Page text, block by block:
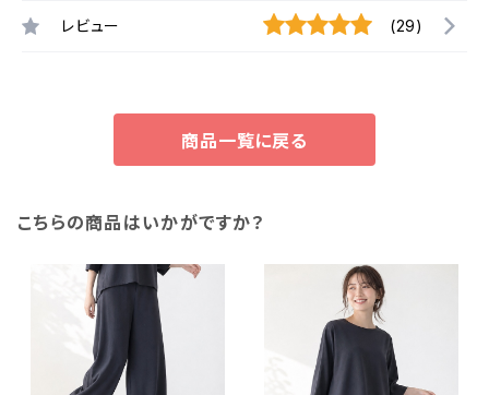
レビュー (29)
商品一覧に戻る
こちらの商品はいかがですか？